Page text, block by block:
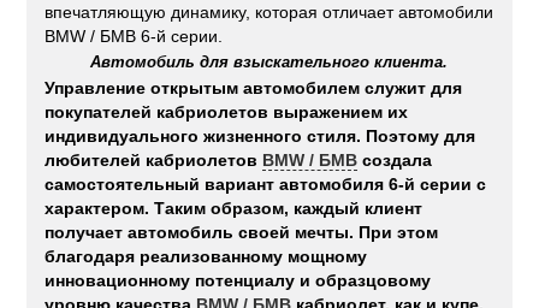
впечатляющую динамику, которая отличает автомобили
BMW / БМВ 6-й серии.
Автомобиль для взыскательного клиента.
Управление открытым автомобилем служит для
покупателей кабриолетов выражением их
индивидуального жизненного стиля. Поэтому для
любителей кабриолетов BMW / БМВ создала
самостоятельный вариант автомобиля 6-й серии с
характером. Таким образом, каждый клиент
получает автомобиль своей мечты. При этом
благодаря реализованному мощному
инновационному потенциалу и образцовому